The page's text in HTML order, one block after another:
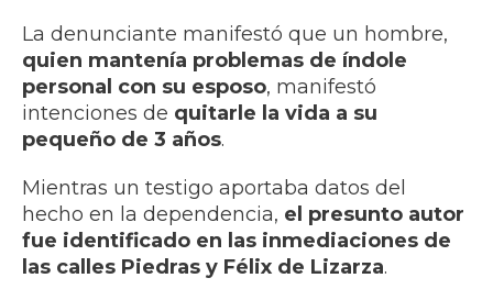
La denunciante manifestó que un hombre,
quien mantenía problemas de índole
personal con su esposo, manifestó
intenciones de quitarle la vida a su
pequeño de 3 años.
Mientras un testigo aportaba datos del
hecho en la dependencia, el presunto autor
fue identificado en las inmediaciones de
las calles Piedras y Félix de Lizarza.